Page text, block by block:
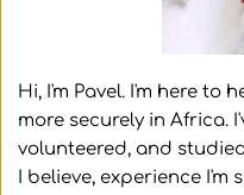
Hi, I'm Pavel. I'm here to
more securely in Africa.
volunteered, and
I believe, experience